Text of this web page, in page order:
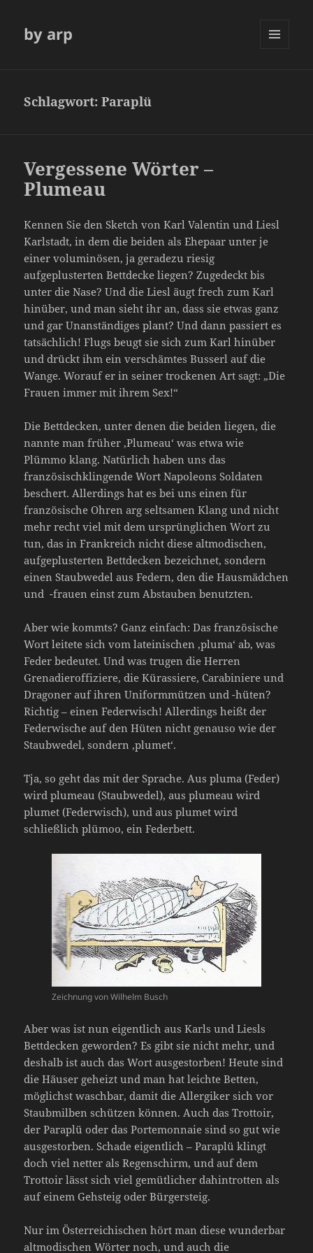
by arp
Schlagwort:Paraplü
Vergessene Wörter –
Plumeau
Kennen Sie den Sketch von Karl Valentin und Liesl
Karlstadt, in dem die beiden als Ehepaar unter je
einer voluminösen, ja geradezu riesig
aufgeplusterten Bettdecke liegen? Zugedeckt bis
unter die Nase? Und die Liesl äugt frech zum Karl
hinüber, und man sieht ihr an, dass sie etwas ganz
und gar Unanständiges plant? Und dann passiert es
tatsächlich! Flugs beugt sie sich zum Karl hinüber
und drückt ihm ein verschämtes Busserl auf die
Wange. Worauf er in seiner trockenen Art sagt: „Die
Frauen immer mit ihrem Sex!“
Die Bettdecken, unter denen die beiden liegen, die
nannte man früher ‚Plumeau‘ was etwa wie
Plümmo klang. Natürlich haben uns das
französischklingende Wort Napoleons Soldaten
beschert. Allerdings hat es bei uns einen für
französische Ohren arg seltsamen Klang und nicht
mehr recht viel mit dem ursprünglichen Wort zu
tun, das in Frankreich nicht diese altmodischen,
aufgeplusterten Bettdecken bezeichnet, sondern
einen Staubwedel aus Federn, den die Hausmädchen
und -frauen einst zum Abstauben benutzten.
Aber wie kommts? Ganz einfach: Das französische
Wort leitete sich vom lateinischen ‚pluma‘ ab, was
Feder bedeutet. Und was trugen die Herren
Grenadieroffiziere, die Kürassiere, Carabiniere und
Dragoner auf ihren Uniformmützen und -hüten?
Richtig – einen Federwisch! Allerdings heißt der
Federwische auf den Hüten nicht genauso wie der
Staubwedel, sondern ‚plumet‘.
Tja, so geht das mit der Sprache. Aus pluma (Feder)
wird plumeau (Staubwedel), aus plumeau wird
plumet (Federwisch), und aus plumet wird
schließlich plümoo, ein Federbett.
Zeichnung von Wilhelm Busch
Aber was ist nun eigentlich aus Karls und Liesls
Bettdecken geworden? Es gibt sie nicht mehr, und
deshalb ist auch das Wort ausgestorben! Heute sind
die Häuser geheizt und man hat leichte Betten,
möglichst waschbar, damit die Allergiker sich vor
Staubmilben schützen können. Auch das Trottoir,
der Paraplü oder das Portemonnaie sind so gut wie
ausgestorben. Schade eigentlich – Paraplü klingt
doch viel netter als Regenschirm, und auf dem
Trottoir lässt sich viel gemütlicher dahintrotten als
auf einem Gehsteig oder Bürgersteig.
Nur im Österreichischen hört man diese wunderbar
altmodischen Wörter noch, und auch die